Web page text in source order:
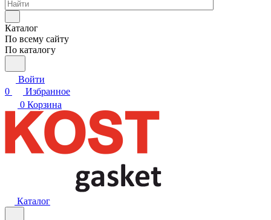
Каталог
По всему сайту
По каталогу
Войти
0
Избранное
0 Корзина
Каталог